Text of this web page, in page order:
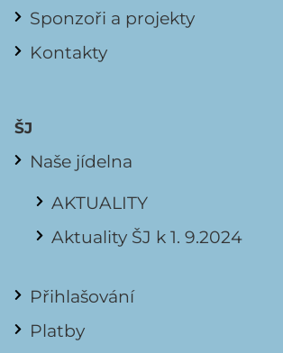
Sponzoři a projekty
Kontakty
ŠJ
Naše jídelna
AKTUALITY
Aktuality ŠJ k 1. 9.2024
Přihlašování
Platby